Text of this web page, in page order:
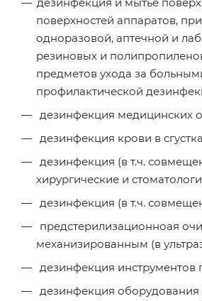
поверхностей аппаратов,
одноразовой, аптечной и
резиновых и
предметов ухода за
профилактической
дезинфекция медицинских
дезинфекция крови в
дезинфекция (в т.ч.
хирургические и
дезинфекция (в т.ч.
предстерилизационноая
механизированным (в
дезинфекция инструментов
дезинфекция